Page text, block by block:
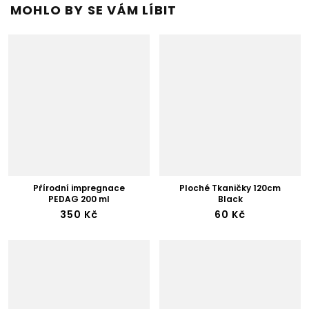
MOHLO BY SE VÁM LÍBIT
Přírodní impregnace
PEDAG 200 ml
350 Kč
Ploché Tkaničky 120cm
Black
60 Kč